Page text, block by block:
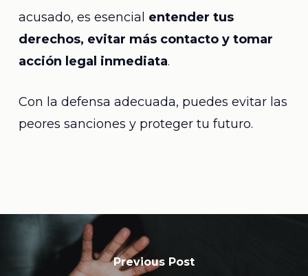
acusado, es esencial entender tus
derechos, evitar más contacto y tomar
acción legal inmediata.
Con la defensa adecuada, puedes evitar las
peores sanciones y proteger tu futuro.
Previous Post